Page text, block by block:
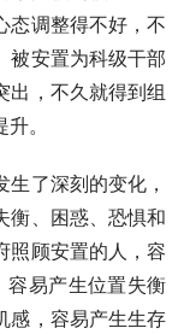
态调整得不好，不
被安置为科级干部
出，不久就得到组
。
了深刻的变化，
衡、困惑、恐惧和
照顾安置的人，容
容易产生位置失衡
感，容易产生生存